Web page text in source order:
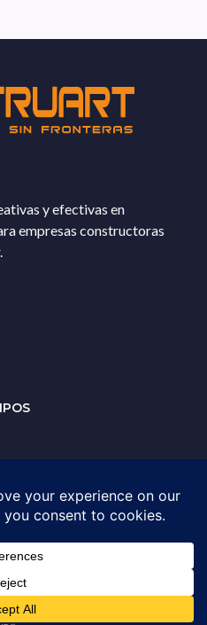
y efectivas en
empresas constructoras
para
ASESORÍA